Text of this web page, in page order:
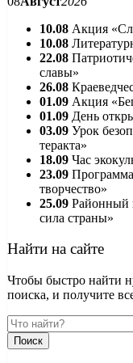
10.08 Акция
10.08
22.08
славы»
26.08
01.09 Акция
01.09 День
03.09 Урок
теракта»
18.09 Час
23.09
творчество»
25.09 Районный
сила страны»
Найти на сайте
Чтобы быстро найти
поиска, и получите
Поиск